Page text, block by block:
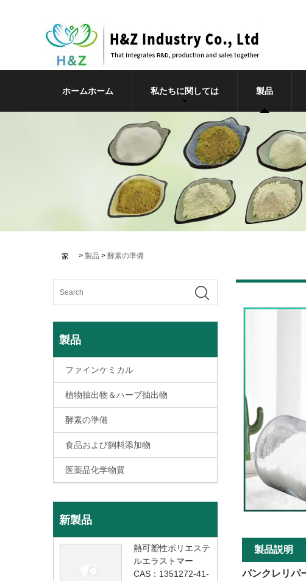
ホームホーム 私たちに関しては 製品
家 > 製品 > 酵素の準備
製品
ファインケミカル
植物抽出物＆ハーブ抽出物
酵素の準備
食品および飼料添加物
医薬品化学物質
新製品
熱可塑性ポリエステ
ルエラストマー
CAS：1351272-41-
製品説明
パンクレリパ